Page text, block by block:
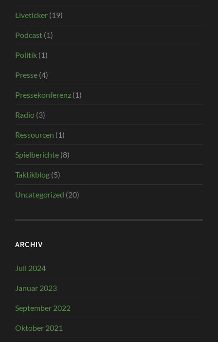
Liveticker (19)
Podcast (1)
Politik (1)
Presse (4)
Pressekonferenz (1)
Radio (3)
Ressourcen (1)
Spielberichte (8)
Taktikblog (5)
Uncategorized (20)
ARCHIV
Juli 2024
Januar 2023
September 2022
Oktober 2021